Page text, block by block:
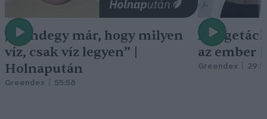
„Mindegy már, hogy milyen
víz, csak víz legyen” |
Holnapután
Greendex 55:58
A
az ember
Greendex